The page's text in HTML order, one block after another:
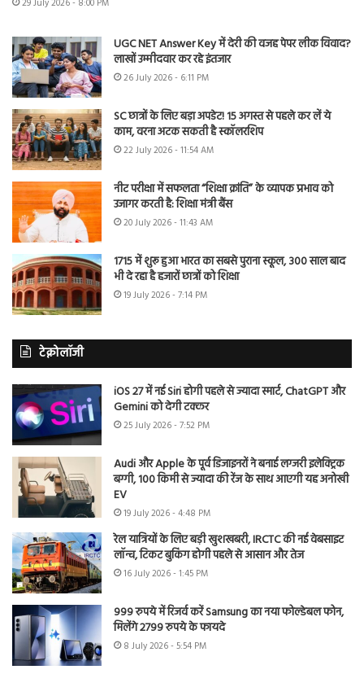
29 July 2026 - 8:00 PM
UGC NET Answer Key में देरी की वजह पेपर लीक विवाद?
लाखों उम्मीदवार कर रहे इंतजार
26 July 2026 - 6:11 PM
SC छात्रों के लिए बड़ा अपडेट! 15 अगस्त से पहले कर लें ये
काम, वरना अटक सकती है स्कॉलरशिप
22 July 2026 - 11:54 AM
नीट परीक्षा में सफलता “शिक्षा क्रांति” के व्यापक प्रभाव को
उजागर करती है: शिक्षा मंत्री बैंस
20 July 2026 - 11:43 AM
1715 में शुरू हुआ भारत का सबसे पुराना स्कूल, 300 साल बाद
भी दे रहा है हजारों छात्रों को शिक्षा
19 July 2026 - 7:14 PM
टेक्नोलॉजी
iOS 27 में नई Siri होगी पहले से ज्यादा स्मार्ट, ChatGPT और
Gemini को देगी टक्कर
25 July 2026 - 7:52 PM
Audi और Apple के पूर्व डिजाइनरों ने बनाई लग्जरी इलेक्ट्रिक
बग्गी, 100 किमी से ज्यादा की रेंज के साथ आएगी यह अनोखी
EV
19 July 2026 - 4:48 PM
रेल यात्रियों के लिए बड़ी खुशखबरी, IRCTC की नई वेबसाइट
लॉन्च, टिकट बुकिंग होगी पहले से आसान और तेज
16 July 2026 - 1:45 PM
999 रुपये में रिजर्व करें Samsung का नया फोल्डेबल फोन,
मिलेंगे 2799 रुपये के फायदे
8 July 2026 - 5:54 PM